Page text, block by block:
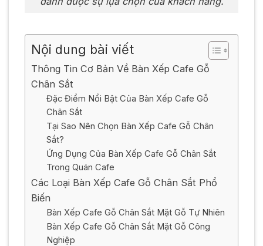
Nội dung bài viết
Thông Tin Cơ Bản Về Bàn Xếp Cafe Gỗ
Chân Sắt
Đặc Điểm Nổi Bật Của Bàn Xếp Cafe Gỗ
Chân Sắt
Tại Sao Nên Chọn Bàn Xếp Cafe Gỗ Chân
Sắt?
Ứng Dụng Của Bàn Xếp Cafe Gỗ Chân Sắt
Trong Quán Cafe
Các Loại Bàn Xếp Cafe Gỗ Chân Sắt Phổ
Biến
Bàn Xếp Cafe Gỗ Chân Sắt Mặt Gỗ Tự Nhiên
Bàn Xếp Cafe Gỗ Chân Sắt Mặt Gỗ Công
Nghiệp